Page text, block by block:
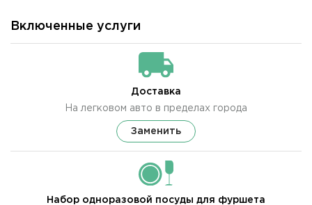
Включенные услуги
Доставка
На легковом авто в пределах города
Заменить
Набор одноразовой посуды для фуршета